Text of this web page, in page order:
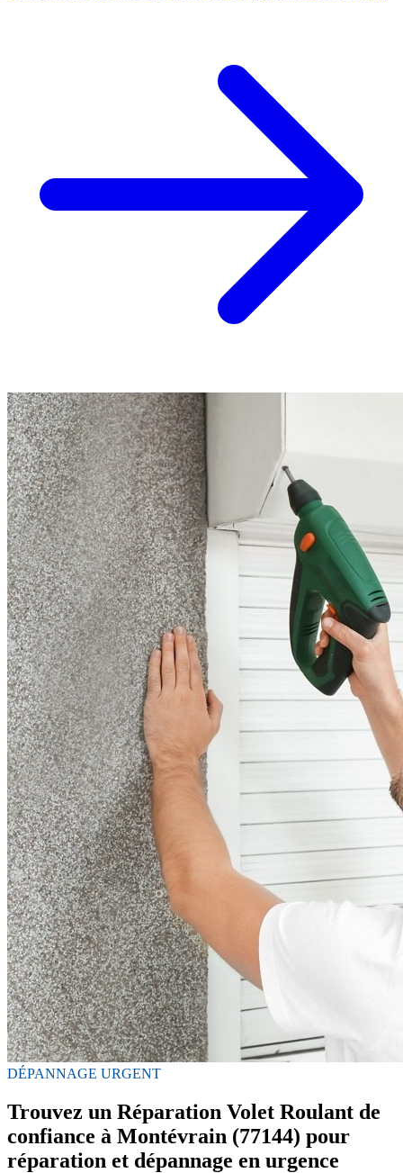
DÉPANNAGE URGENT
Trouvez un Réparation Volet Roulant de
confiance à Montévrain (77144) pour
réparation et dépannage en urgence